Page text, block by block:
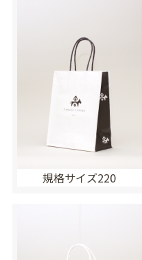
規格サイズ220